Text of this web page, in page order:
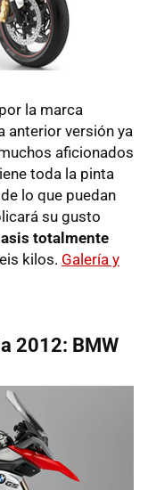
la marca
anterior versión ya
aficionados
toda la pinta
lo que puedan
su gusto
totalmente
kilos. Galería y
2012: BMW